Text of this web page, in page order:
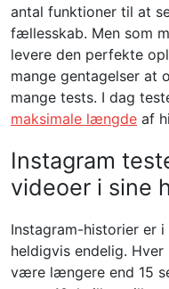
antal funktioner til at
fællesskab. Men som
levere den perfekte
mange gentagelser at
mange tests. I dag
maksimale længde af
Instagram
videoer i sine
Instagram-historier er
heldigvis endelig.
være længere end 15